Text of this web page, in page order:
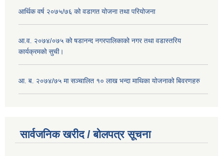
आर्थिक वर्ष २०७५/७६ को वडागत योजना तथा परियोजना
आ.व. २०७४/०७५ को षडानन्द नगरपालिकाको नगर तथा वडास्तरिय
कार्यक्रमको सुची।
आ. ब. २०७४/७५ मा सञ्चालित १० लाख भन्दा माथिका योजनाको बिवरणहरु
सार्वजनिक खरीद / बोलपत्र सूचना